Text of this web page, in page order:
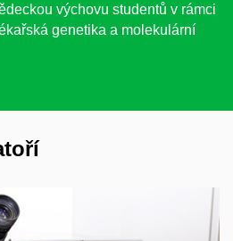
výchovu studentů v rámci
genetika a molekulární